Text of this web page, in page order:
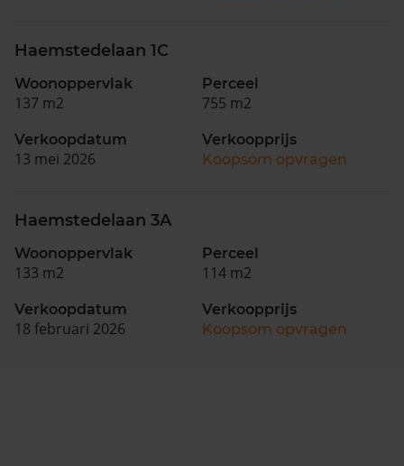
Haemstedelaan 1C
Woonoppervlak
137 m2
Perceel
755 m2
Verkoopdatum
13 mei 2026
Verkoopprijs
Koopsom opvragen
Haemstedelaan 3A
Woonoppervlak
133 m2
Perceel
114 m2
Verkoopdatum
18 februari 2026
Verkoopprijs
Koopsom opvragen